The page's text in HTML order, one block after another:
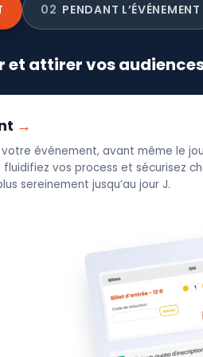
02 PENDANT L’ÉVÉNEMENT
et attirer vos
événement, avant même le
vos process et sécurisez
sereinement jusqu’au jour J.